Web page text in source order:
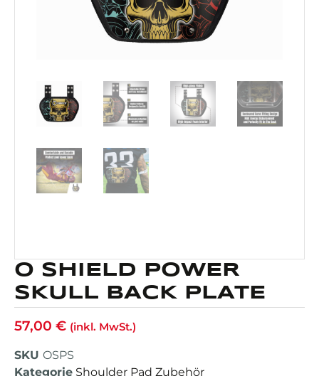
O SHIELD POWER
SKULL BACK PLATE
57,00 € (inkl. MwSt.)
SKU OSPS
Kategorie Shoulder Pad Zubehör